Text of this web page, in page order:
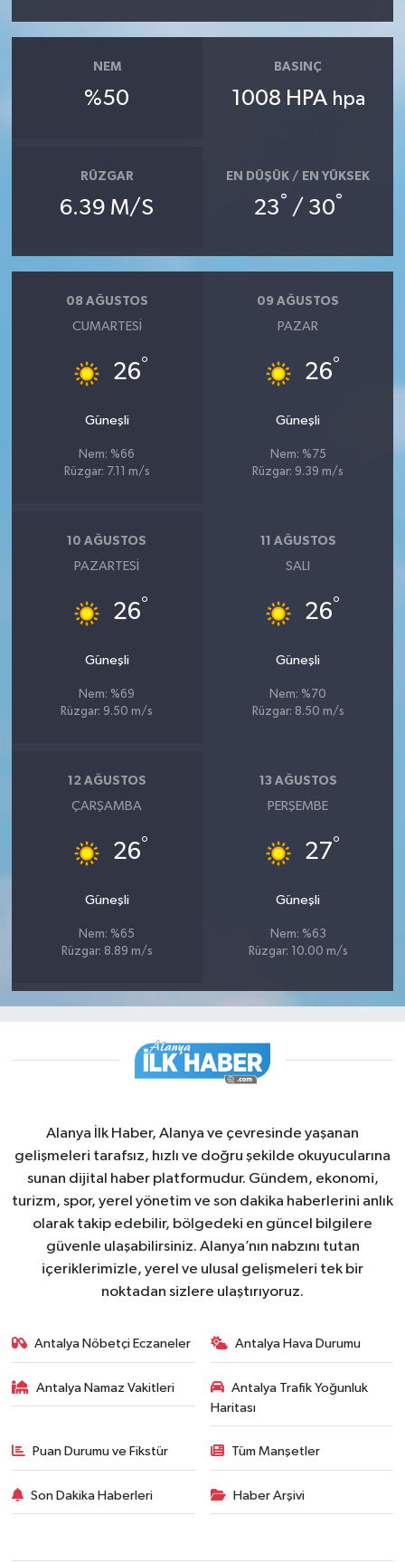
NEM
%50
BASINÇ
1008 HPA hpa
RÜZGAR
6.39 M/S
EN DÜŞÜK / EN YÜKSEK
23° / 30°
08 AĞUSTOS
CUMARTESI
26°
Güneşli
Nem: %66
Rüzgar: 7.11 m/s
09 AĞUSTOS
PAZAR
26°
Güneşli
Nem: %75
Rüzgar: 9.39 m/s
10 AĞUSTOS
PAZARTESI
26°
Güneşli
Nem: %69
Rüzgar: 9.50 m/s
11 AĞUSTOS
SALI
26°
Güneşli
Nem: %70
Rüzgar: 8.50 m/s
12 AĞUSTOS
ÇARŞAMBA
26°
Güneşli
Nem: %65
Rüzgar: 8.89 m/s
13 AĞUSTOS
PERŞEMBE
27°
Güneşli
Nem: %63
Rüzgar: 10.00 m/s
Alanya İlk Haber, Alanya ve çevresinde yaşanan
gelişmeleri tarafsız, hızlı ve doğru şekilde okuyucularına
sunan dijital haber platformudur. Gündem, ekonomi,
turizm, spor, yerel yönetim ve son dakika haberlerini anlık
olarak takip edebilir, bölgedeki en güncel bilgilere
güvenle ulaşabilirsiniz. Alanya’nın nabzını tutan
içeriklerimizle, yerel ve ulusal gelişmeleri tek bir
noktadan sizlere ulaştırıyoruz.
Antalya Nöbetçi Eczaneler Antalya Hava Durumu
Antalya Namaz Vakitleri
Antalya Trafik Yoğunluk
Haritası
Puan Durumu ve Fikstür Tüm Manşetler
Son Dakika Haberleri Haber Arşivi